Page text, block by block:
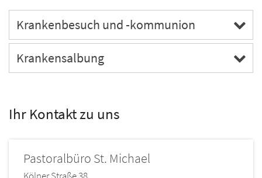
Krankenbesuch und -kommunion
Krankensalbung
Ihr Kontakt zu uns
Pastoralbüro St. Michael